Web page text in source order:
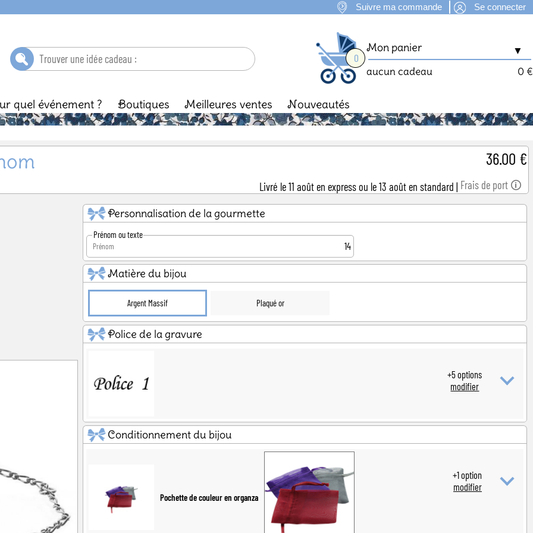
Se connecter
Suivre ma commande
0
▼
Mon panier
0 €
aucun cadeau
quel événement ?
Baby Shower Annonce de naissance
Boutiques Meilleures ventes Nouveautés
Livré le 11 août en express ou le 13 août en standard | Frais de port 🛈
36.00 €
Personnalisation de la gourmette
Prénom ou texte
14
Matière du bijou
Argent Massif Plaqué or
Police de la gravure
+5options
modifier
Conditionnement du bijou
Pochette de couleur en organza
+1option
modifier